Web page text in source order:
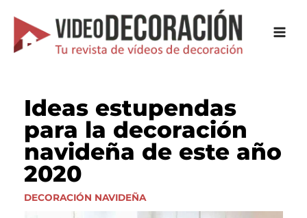
contenido
Ideas estupendas
para la decoración
navideña de este año
2020
DECORACIÓN NAVIDEÑA